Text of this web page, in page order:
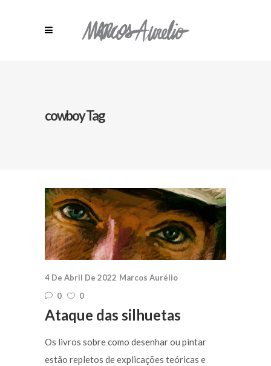
cowboy Tag
4 De Abril De 2022 Marcos Aurélio
0
0
Ataque das silhuetas
Os livros sobre como desenhar ou pintar
estão repletos de explicações teóricas e